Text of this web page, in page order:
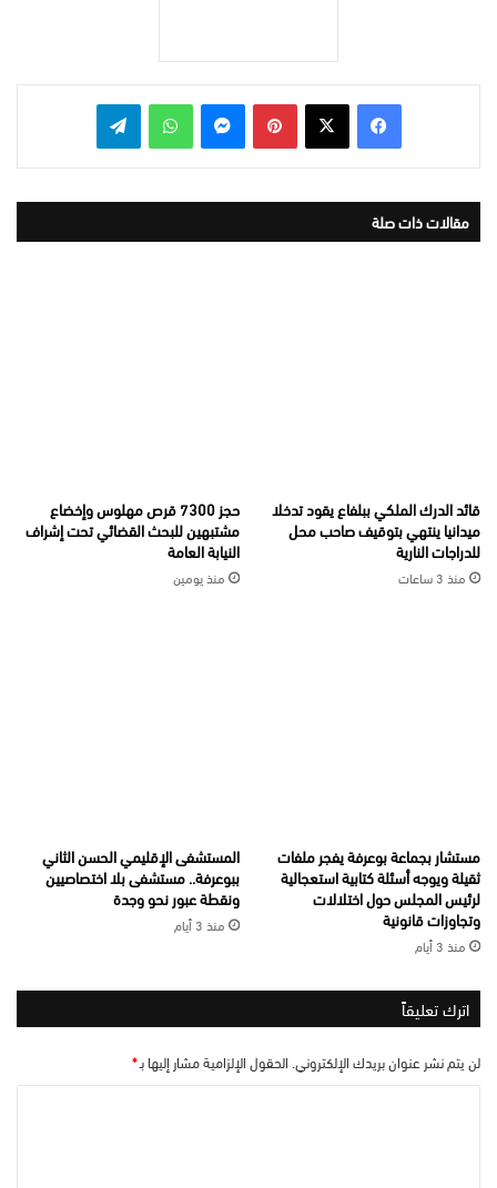
بينتيريست واتساب
مقالات ذات صلة
قائد الدرك الملكي ببلفاع يقود تدخلا
ميدانيا ينتهي بتوقيف صاحب محل
للدراجات النارية
منذ 3 ساعات
حجز 7300 قرص مهلوس وإخضاع
مشتبهين للبحث القضائي تحت إشراف
النيابة العامة
منذ يومين
مستشار بجماعة بوعرفة يفجر ملفات
ثقيلة ويوجه أسئلة كتابية استعجالية
لرئيس المجلس حول اختلالات
وتجاوزات قانونية
منذ 3 أيام
المستشفى الإقليمي الحسن الثاني
ببوعرفة.. مستشفى بلا اختصاصيين
ونقطة عبور نحو وجدة
منذ 3 أيام
اترك تعليقاً
لن يتم نشر عنوان بريدك الإلكتروني. الحقول الإلزامية مشار إليها بـ*